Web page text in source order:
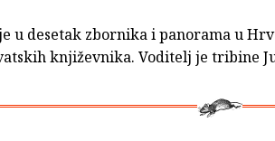
u desetak zbornika i panorama u
književnika. Voditelj je tribine